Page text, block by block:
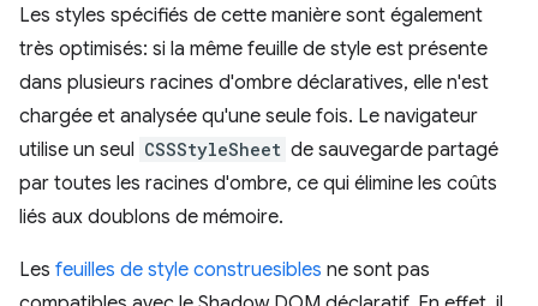
Les styles spécifiés de cette manière sont également
très optimisés: si la même feuille de style est présente
dans plusieurs racines d'ombre déclaratives, elle n'est
chargée et analysée qu'une seule fois. Le navigateur
utilise un seul CSSStyleSheet de sauvegarde partagé
par toutes les racines d'ombre, ce qui élimine les coûts
liés aux doublons de mémoire.
Les feuilles de style construesibles ne sont pas